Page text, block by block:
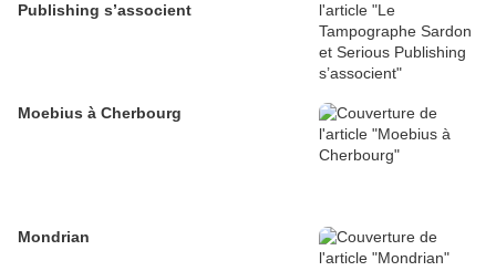
Publishing s’associent
Moebius à Cherbourg
Mondrian